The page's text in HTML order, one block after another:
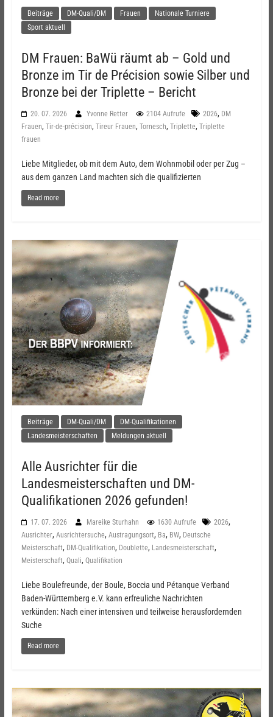
Beiträge DM-Quali/DM Frauen
Nationale Turniere
Sport aktuell
DM Frauen: BaWü räumt ab – Gold und
Bronze im Tir de Précision sowie Silber und
Bronze bei der Triplette – Bericht
20. 07. 2026 Yvonne Retter 2104 Aufrufe 2026, DM
Frauen, Tir-de-précision, Tireur Frauen, Tornesch, Triplette, Triplette
frauen
Liebe Mitglieder, ob mit dem Auto, dem Wohnmobil oder per Zug –
aus dem ganzen Land machten sich die qualifizierten
Read more
Beiträge DM-Quali/DM
DM-Qualifikationen
Landesmeisterschaften
Meldungen aktuell
Alle Ausrichter für die
Landesmeisterschaften und DM-
Qualifikationen 2026 gefunden!
17. 07. 2026 Mareike Sturhahn 1630 Aufrufe 2026,
Ausrichter, Ausrichtersuche, Austragungsort, Ba, BW, Deutsche
Meisterschaft, DM-Qualifikation, Doublette, Landesmeisterschaft,
Meisterschaft, Quali, Qualifikation
Liebe Boulefreunde, der Boule, Boccia und Pétanque Verband
Baden-Württemberg e.V. kann erfreuliche Nachrichten
verkünden: Nach einer intensiven und teilweise herausfordernden
Suche
Read more